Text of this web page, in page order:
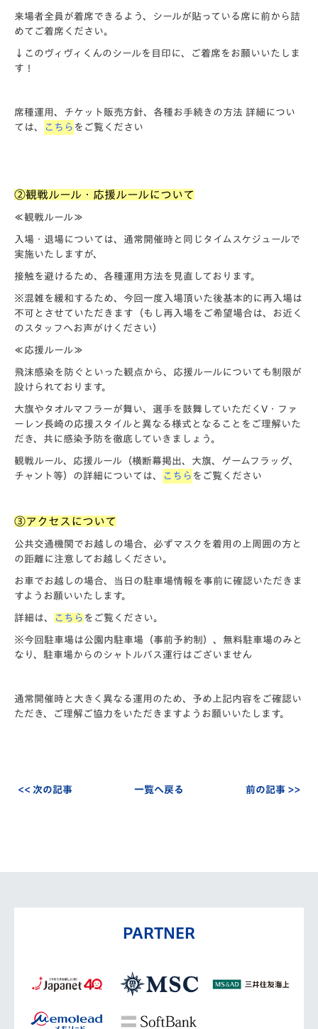
来場者全員が着席できるよう、シールが貼っている席に前から詰
めてご着席ください。
↓このヴィヴィくんのシールを目印に、ご着席をお願いいたしま
す！
席種運用、チケット販売方針、各種お手続きの方法 詳細につい
ては、
こちら をご覧ください
②観戦ルール・応援ルールについて
≪観戦ルール≫
入場・退場については、通常開催時と同じタイムスケジュールで
実施いたしますが、
接触を避けるため、各種運用方法を見直しております。
※混雑を緩和するため、今回一度入場頂いた後基本的に再入場は
不可とさせていただきます（もし再入場をご希望場合は、お近く
のスタッフへお声がけください）
≪応援ルール≫
飛沫感染を防ぐといった観点から、応援ルールについても制限が
設けられております。
大旗やタオルマフラーが舞い、選手を鼓舞していただくV・ファ
ーレン長崎の応援スタイルと異なる様式となることをご理解いた
だき、共に感染予防を徹底していきましょう。
観戦ルール、応援ルール（横断幕掲出、大旗、ゲームフラッグ、
チャント等）の詳細については、
こちら をご覧ください
③アクセスについて
公共交通機関でお越しの場合、必ずマスクを着用の上周囲の方と
の距離に注意してお越しください。
お車でお越しの場合、当日の駐車場情報を事前に確認いただきま
すようお願いいたします。
詳細は、 こちら をご覧ください。
※今回駐車場は公園内駐車場（事前予約制）、無料駐車場のみと
なり、駐車場からのシャトルバス運行はございません
通常開催時と大きく異なる運用のため、予め上記内容をご確認い
ただき、ご理解ご協力をいただきますようお願いいたします。
<< 次の記事 一覧へ戻る 前の記事 >>
PARTNER